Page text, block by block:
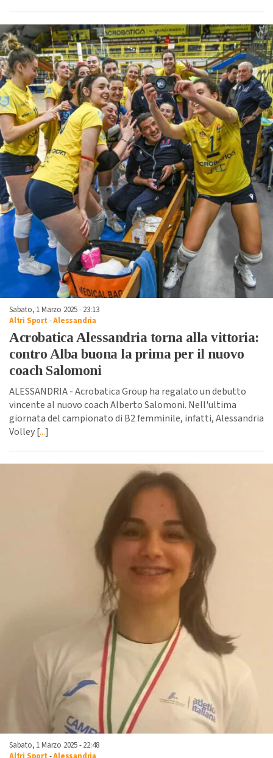
Sabato, 1 Marzo 2025 - 23:13
Altri Sport -Alessandria
Acrobatica Alessandria torna alla vittoria:
contro Alba buona la prima per il nuovo
coach Salomoni
ALESSANDRIA - Acrobatica Group ha regalato un debutto
vincente al nuovo coach Alberto Salomoni. Nell'ultima
giornata del campionato di B2 femminile, infatti, Alessandria
Volley [...]
Sabato, 1 Marzo 2025 - 22:48